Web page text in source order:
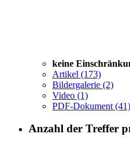
keine
Artikel (173)
Bildergalerie (2)
Video (1)
PDF-Dokument (41)
Anzahl der Treffer